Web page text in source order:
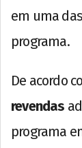
em uma
programa.
De acordo
revendas
programa